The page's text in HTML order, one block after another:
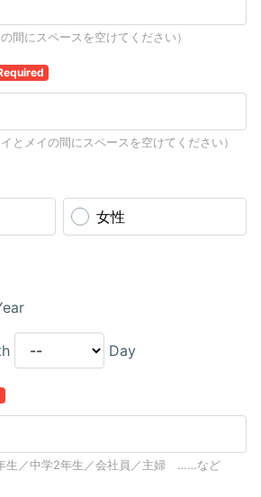
にスペースを空けてください）
メイの間にスペースを空けてください）
女性
Day
生／中学2年生／会社員／主婦 ……など